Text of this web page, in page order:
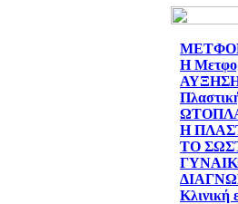
Η
Η
ΤΟ
Κλινική